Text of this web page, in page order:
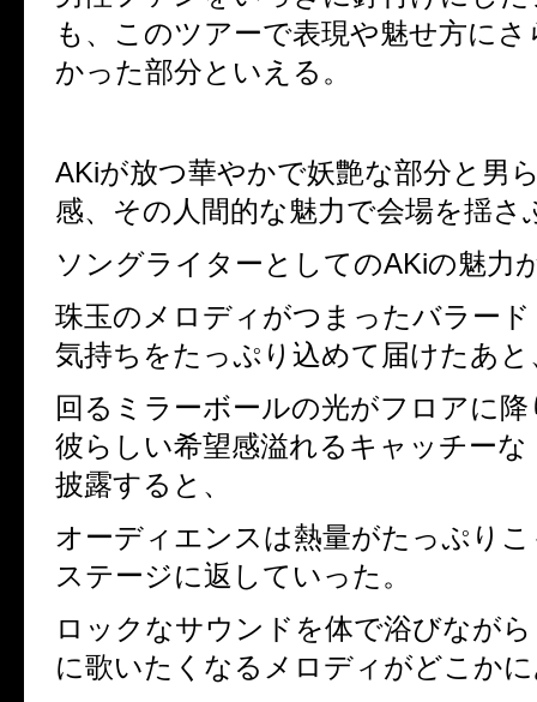
も、このツアーで表現や魅せ方に
かった部分といえる。
AKiが放つ華やかで妖艶な部分と男
感、その人間的な魅力で会場を揺さ
ソングライターとしてのAKiの魅力
珠玉のメロディがつまったバラード
気持ちをたっぷり込めて届けたあと
回るミラーボールの光がフロアに
彼らしい希望感溢れるキャッチーな
披露すると、
オーディエンスは熱量がたっぷり
ステージに返していった。
ロックなサウンドを体で浴びなが
に歌いたくなるメロディがどこか